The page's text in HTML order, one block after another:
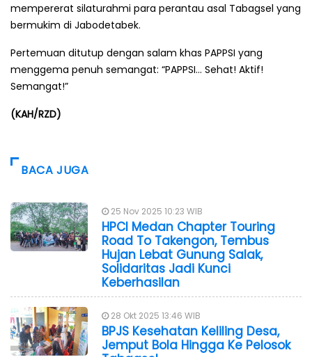
mempererat silaturahmi para perantau asal Tabagsel yang
bermukim di Jabodetabek.
Pertemuan ditutup dengan salam khas PAPPSI yang
menggema penuh semangat: “PAPPSI… Sehat! Aktif!
Semangat!”
(KAH/RZD)
BACA JUGA
25 Nov 2025 10:23 WIB
HPCI Medan Chapter Touring
Road To Takengon, Tembus
Hujan Lebat Gunung Salak,
Solidaritas Jadi Kunci
Keberhasilan
28 Okt 2025 13:46 WIB
BPJS Kesehatan Keliling Desa,
Jemput Bola Hingga Ke Pelosok